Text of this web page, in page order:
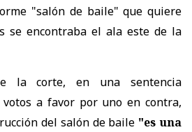
"salón de baile" que quiere
se encontraba el ala este de la
la corte, en una sentencia
votos a favor por uno en contra,
del salón de baile "es una